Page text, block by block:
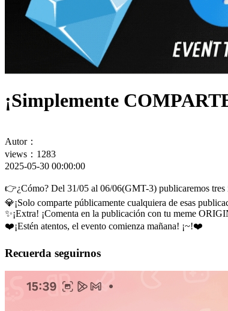
¡Simplemente
Autor：
views：1283
2025-05-30 00:00:00
👉¿Cómo? Del 31/05 al 06/06(GMT-3) publicaremos tres
💎¡Solo comparte públicamente cualquiera de esas
✨¡Extra! ¡Comenta en la publicación con tu meme
❤️¡Estén atentos, el evento comienza mañana! ¡~!❤️
Recuerda seguirnos